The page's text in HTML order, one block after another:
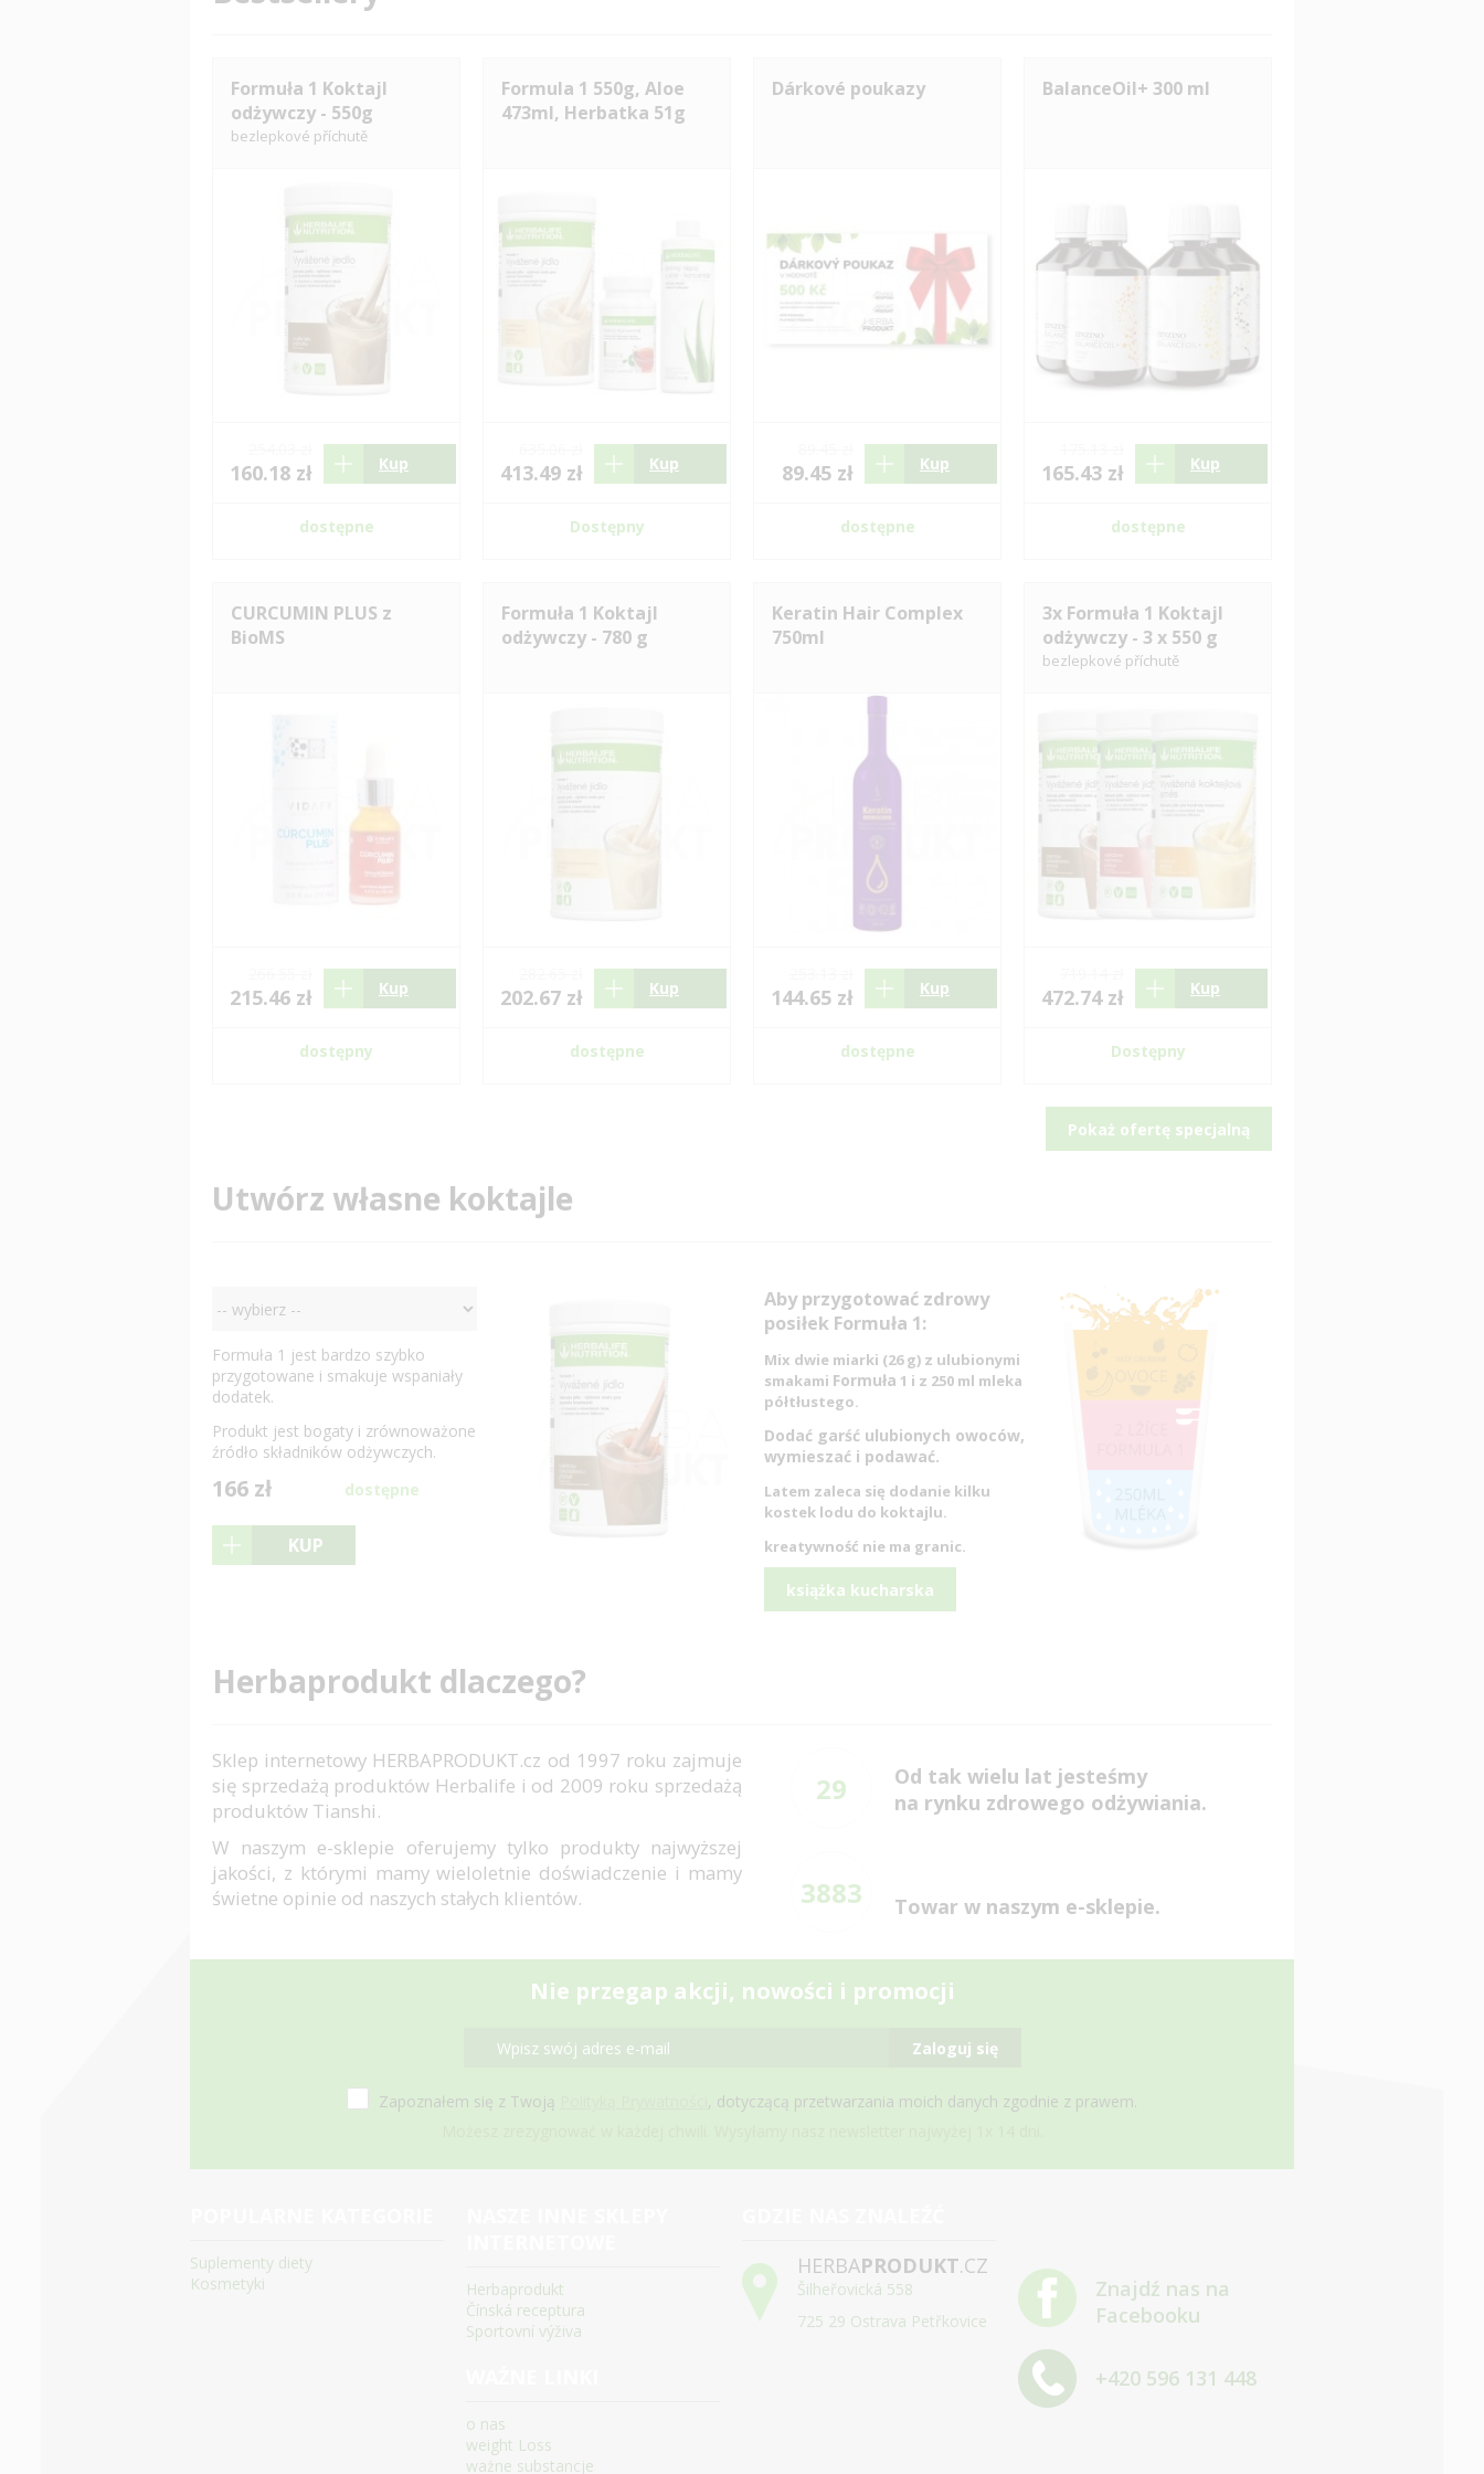
Formuła 1 Koktajl
odżywczy - 550g
bezlepkové příchutě
160.18 zł Kup
dostępne
Formula 1 550g, Aloe
473ml, Herbatka 51g
413.49 zł Kup
Dostępny
Dárkové poukazy
89.45 zł Kup
dostępne
BalanceOil+ 300 ml
165.43 zł Kup
dostępne
CURCUMIN PLUS z
BioMS
215.46 zł Kup
dostępny
Formuła 1 Koktajl
odżywczy - 780 g
202.67 zł Kup
dostępne
Keratin Hair Complex
750ml
144.65 zł Kup
dostępne
3x Formuła 1 Koktajl
odżywczy - 3 x 550 g
bezlepkové příchutě
472.74 zł Kup
Dostępny
Pokaż ofertę specjalną
Utwórz własne koktajle
Formuła 1 jest bardzo szybko
przygotowane i smakuje wspaniały
dodatek.
Produkt jest bogaty i zrównoważone
źródło składników odżywczych.
166 zł dostępne
KUP
Aby przygotować zdrowy
posiłek Formuła 1:
Mix dwie miarki (26 g) z ulubionymi
smakami Formuła 1 i z 250 ml mleka
półtłustego.
Dodać garść ulubionych owoców,
wymieszać i podawać.
Latem zaleca się dodanie kilku
kostek lodu do koktajlu.
kreatywność nie ma granic.
książka kucharska
Herbaprodukt dlaczego?
Sklep internetowy HERBAPRODUKT.cz od 1997 roku zajmuje
się sprzedażą produktów Herbalife i od 2009 roku sprzedażą
produktów Tianshi.
W naszym e-sklepie oferujemy tylko produkty najwyższej
jakości, z którymi mamy wieloletnie doświadczenie i mamy
świetne opinie od naszych stałych klientów.
29
Od tak wielu lat jesteśmy
na rynku zdrowego odżywiania.
3883 Towar w naszym e-sklepie.
Nie przegap akcji, nowości i promocji
Zaloguj się
Zapoznałem się z Twoją
, dotyczącą przetwarzania moich danych zgodnie z prawem.
Suplementy diety
Kosmetyki
Herbaprodukt
Čínská receptura
Sportovní výživa
o nas
weight Loss
ważne substancje
HERBAPRODUKT.CZ
Šilheřovická 558
725 29 Ostrava Petřkovice
Znajdź nas na
Facebooku
+420 596 131 448